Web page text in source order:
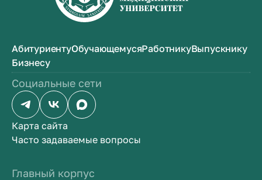
АбитуриентуОбучающемусяРаботникуВыпускнику
Бизнесу
Социальные сети
Карта сайта
Часто задаваемые вопросы
Главный корпус